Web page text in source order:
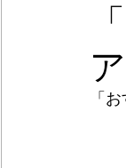
こびとはくぶつ
「